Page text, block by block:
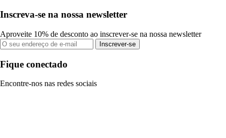
Inscreva-se na nossa newsletter
Aproveite 10% de desconto ao inscrever-se na nossa newsletter
Inscrever-se
Fique conectado
Encontre-nos nas redes sociais